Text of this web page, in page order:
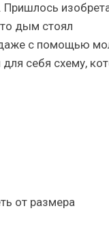
Пришлось
дым стоял
даже с помощью
себя схему,
от размера